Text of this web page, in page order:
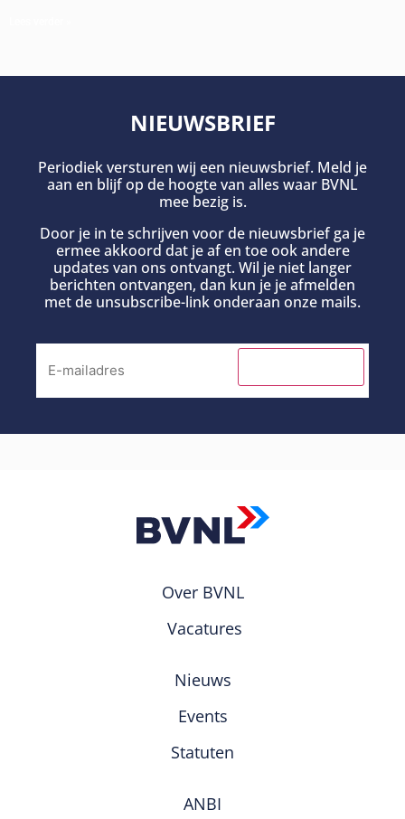
NIEUWSBRIEF
Periodiek versturen wij een nieuwsbrief. Meld je
aan en blijf op de hoogte van alles waar BVNL
mee bezig is.
Door je in te schrijven voor de nieuwsbrief ga je
ermee akkoord dat je af en toe ook andere
updates van ons ontvangt. Wil je niet langer
berichten ontvangen, dan kun je je afmelden
met de unsubscribe-link onderaan onze mails.
Over BVNL
Vacatures
Nieuws
Events
Statuten
ANBI